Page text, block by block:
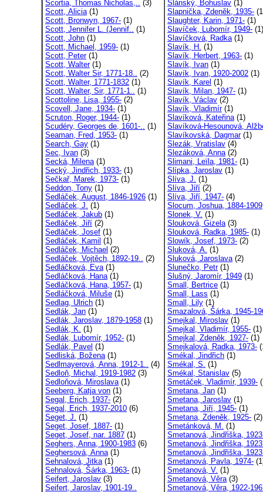
Scortia, Thomas Nicholas,.. (3)
Scott, Alicia(1)
Scott, Bronwyn, 1967- (1)
Scott, Jennifer L. (Jennif.. (1)
Scott, John (1)
Scott, Michael, 1959- (1)
Scott, Peter(1)
Scott, Walter(1)
Scott, Walter Sir, 1771-18.. (2)
Scott, Walter, 1771-1832 (1)
Scott, Walter, Sir, 1771-1.. (1)
Scottoline, Lisa, 1955- (2)
Scovell, Jane, 1934- (1)
Scruton, Roger, 1944- (1)
Scudéry, Georges de, 1601-.. (1)
Seaman, Fred, 1953- (1)
Search, Gay (1)
Sec, Ivan (3)
Secká, Milena(1)
Secký, Jindřich, 1933- (1)
Sečkař, Marek, 1973- (1)
Seddon, Tony (1)
Sedláček, August, 1846-1926 (1)
Sedláček, J. (1)
Sedláček, Jakub (1)
Sedláček, Jiří (2)
Sedláček, Josef (1)
Sedláček, Kamil (1)
Sedláček, Michael (2)
Sedláček, Vojtěch, 1892-19.. (2)
Sedláčková, Eva(1)
Sedláčková, Hana(1)
Sedláčková, Hana, 1957- (1)
Sedláčková, Miluše (1)
Sedlag, Ulrich (1)
Sedlák, Jan (1)
Sedlák, Jaroslav, 1879-1958 (1)
Sedlák, K. (1)
Sedlák, Lubomír, 1952- (1)
Sedlák, Pavel (1)
Sedliská, Božena(1)
Sedlmayerová, Anna, 1912-1.. (4)
Sedloň, Michal, 1919-1982 (3)
Sedloňová, Miroslava(1)
Seeberg, Katja von (1)
Segal, Erich, 1937- (2)
Segal, Erich, 1937-2010 (6)
Seget, J. (1)
Seget, Josef, 1887- (1)
Seget, Josef, nar. 1887 (1)
Seghers, Anna, 1900-1983 (6)
Seghersová, Anna(1)
Sehnalová, Jitka(1)
Sehnalová, Šárka, 1963- (1)
Seifert, Jaroslav (3)
Seifert, Jaroslav, 1901-19..
Slánský, Bohuslav (1)
Slapnička, Zdeněk, 1935-
Slaughter, Karin, 1971- (1)
Slavíček, Lubomír, 1949- (1)
Slavíčková, Radka(1)
Slavík, H. (1)
Slavík, Herbert, 1963- (1)
Slavík, Ivan (1)
Slavík, Ivan, 1920-2002 (1)
Slavík, Karel (1)
Slavík, Milan, 1947- (1)
Slavík, Václav (2)
Slavík, Vladimír(1)
Slavíková, Kateřina(1)
Slavíková-Hesounová,
Slavíkovská, Dagmar(1)
Slezák, Vratislav (4)
Slezáková, Anna(2)
Slimani, Leïla, 1981- (1)
Slípka, Jaroslav (1)
Slíva, J. (1)
Slíva, Jiří (2)
Slíva, Jiří, 1947- (4)
Slocum, Joshua, 1884-1909
Slonek, V. (1)
Slouková, Gizela(3)
Slouková, Radka, 1985- (1)
Slowík, Josef, 1973- (2)
Sluková, A. (1)
Sluková, Jaroslava(2)
Slunečko, Petr(1)
Slušný, Jaromír, 1949 (1)
Small, Bertrice (1)
Small, Lass (1)
Small, Lily (1)
Smazalová, Šárka, 1945-
Smejkal, Miroslav (1)
Smejkal, Vladimír, 1955- (1)
Smejkal, Zdeněk, 1927- (1)
Smejkalová, Radka, 1973-
Smékal, Jindřich (1)
Smékal, S. (1)
Smékal, Stanislav (5)
Smetáček, Vladimír, 1939-
Smetana, Jan (1)
Smetana, Jaroslav (1)
Smetana, Jiří, 1945- (1)
Smetana, Zdeněk, 1925- (2)
Smetánková, M. (1)
Smetanová, Jindřiška,
Smetanová, Jindřiška,
Smetanová, Jindřiška,
Smetanová, Pavla, 1974-
Smetanová, V. (1)
Smetanová, Věra(3)
Smetanová, Věra, 1922-